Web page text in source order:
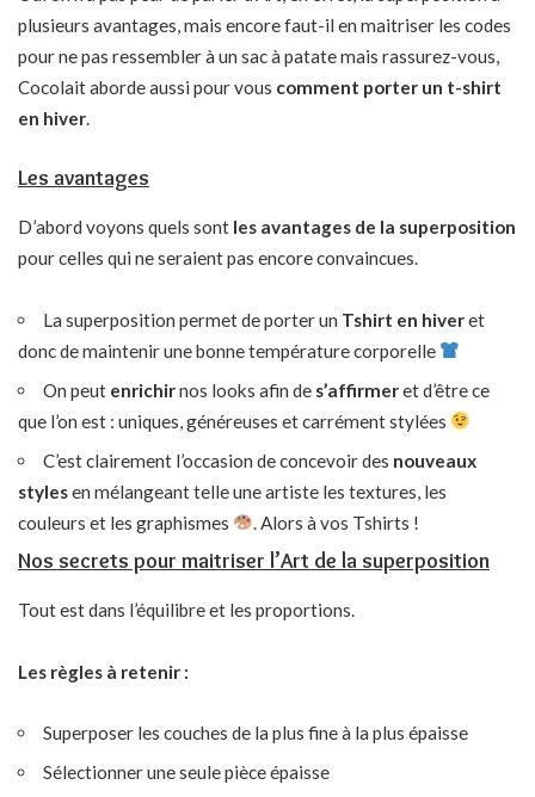
plusieurs avantages, mais encore faut-il en maitriser les codes
pour ne pas ressembler à un sac à patate mais rassurez-vous,
Cocolait aborde aussi pour vous comment porter un t-shirt
en hiver.
Les avantages
D’abord voyons quels sont les avantages de la superposition
pour celles qui ne seraient pas encore convaincues.
La superposition permet de porter un Tshirt en hiveret
donc de maintenir une bonne température corporelle
On peut enrichirnos looks afin de s’affirmeret d’être ce
que l’on est : uniques, généreuses et carrément stylées
C’est clairement l’occasion de concevoir des nouveaux
stylesen mélangeant telle une artiste les textures, les
couleurs et les graphismes
. Alors à vos Tshirts !
Nos secrets pour maitriser l’Art de la superposition
Tout est dans l’équilibre et les proportions.
Les règles à retenir :
Superposer les couches de la plus fine à la plus épaisse
Sélectionner une seule pièce épaisse